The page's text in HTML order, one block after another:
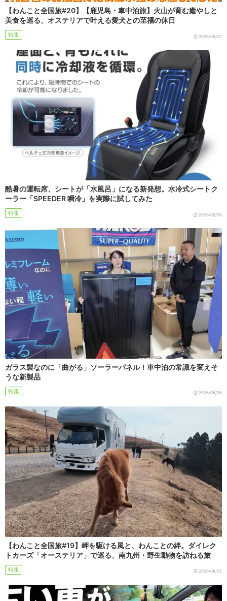
【わんこと全国旅#20】【鹿児島・車中泊旅】火山が育む癒やしと
美食を巡る、オステリアで叶える愛犬との至福の休日
特集 2026/08/07
酷暑の運転席、シートが「水風呂」になる新発想。水冷式シートク
ーラー「SPEEDER 瞬冷」を実際に試してみた
特集 2026/08/06
ガラス製なのに「曲がる」ソーラーパネル！車中泊の常識を変えそ
うな新製品
特集 2026/08/06
【わんこと全国旅#19】岬を駆ける風と、わんことの絆。ダイレク
トカーズ「オーステリア」で巡る、南九州・野生動物を訪ねる旅
特集 2026/08/05